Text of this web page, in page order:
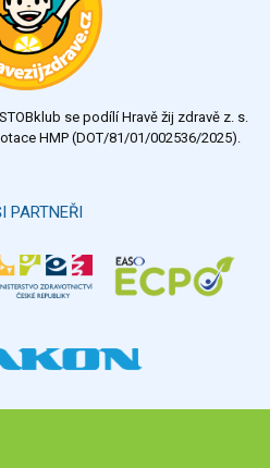
Všechny ankety
se podílí Hravě žij zdravě z. s.
HMP (DOT/81/01/002536/2025).
PARTNEŘI